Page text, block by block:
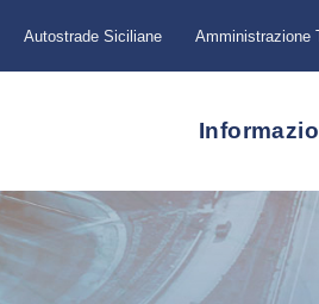
Autostrade Siciliane Amministrazione